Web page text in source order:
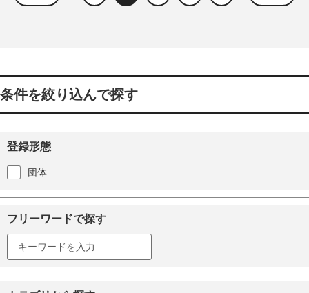
条件を絞り込んで探す
登録形態
団体
フリーワードで探す